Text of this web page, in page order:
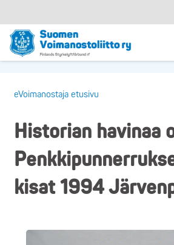
eVoimanostaja etusivu
Historian havinaa
kisat 1994